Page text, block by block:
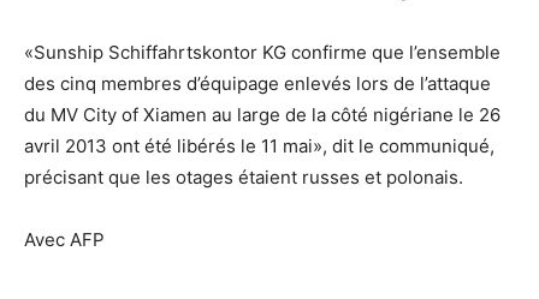
«Sunship Schiffahrtskontor KG confirme que l’ensemble
des cinq membres d’équipage enlevés lors de l’attaque
du MV City of Xiamen au large de la côté nigériane le 26
avril 2013 ont été libérés le 11 mai», dit le communiqué,
précisant que les otages étaient russes et polonais.
Avec AFP